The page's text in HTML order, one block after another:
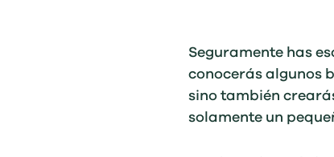
Seguramente has
conocerás algunos
sino también
solamente un